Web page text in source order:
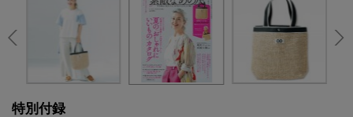
特別付録